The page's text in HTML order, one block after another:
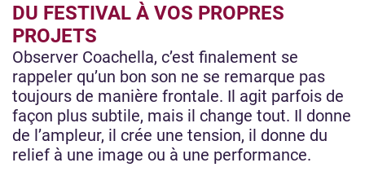
DU FESTIVAL À VOS PROPRES
PROJETS
Observer Coachella, c’est finalement se
rappeler qu’un bon son ne se remarque pas
toujours de manière frontale. Il agit parfois de
façon plus subtile, mais il change tout. Il donne
de l’ampleur, il crée une tension, il donne du
relief à une image ou à une performance.